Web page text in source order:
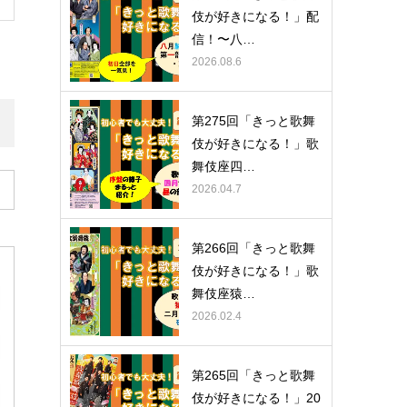
伎が好きになる！」配
信！〜八…
2026.08.6
第275回「きっと歌舞
伎が好きになる！」歌
舞伎座四…
2026.04.7
第266回「きっと歌舞
伎が好きになる！」歌
舞伎座猿…
2026.02.4
第265回「きっと歌舞
伎が好きになる！」20